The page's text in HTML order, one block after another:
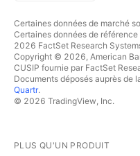
Certaines données de marché
Certaines données de
2026 FactSet Research
Copyright © 2026, American
CUSIP fournie par FactSet
Documents déposés auprès de
Quartr.
© 2026 TradingView, Inc.
PLUS QU'UN PRODUIT